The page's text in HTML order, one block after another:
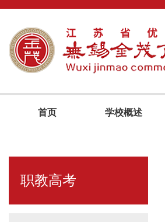
首页 学校概述
职教高考